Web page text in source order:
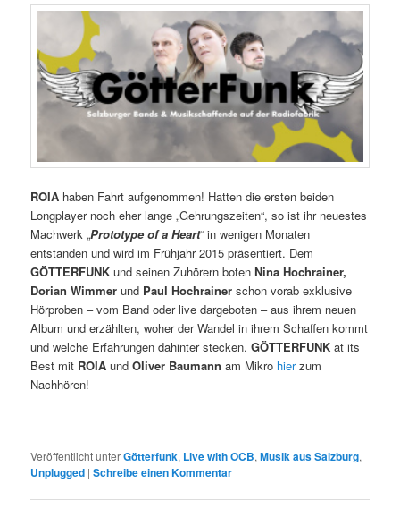
ROIA haben Fahrt aufgenommen! Hatten die ersten beiden
Longplayer noch eher lange „Gehrungszeiten“, so ist ihr neuestes
Machwerk „Prototype of a Heart“ in wenigen Monaten
entstanden und wird im Frühjahr 2015 präsentiert. Dem
GÖTTERFUNK und seinen Zuhörern botenNina Hochrainer,
Dorian Wimmerund Paul Hochrainer schon vorab exklusive
Hörproben – vom Band oder live dargeboten – aus ihrem neuen
Album und erzählten, woher der Wandel in ihrem Schaffen kommt
und welche Erfahrungen dahinter stecken.GÖTTERFUNK at its
Best mit ROIA und Oliver Baumann am Mikro hierzum
Nachhören!
Veröffentlicht unterGötterfunk, Live with OCB,Musik aus Salzburg,
Unplugged |Schreibe einen Kommentar